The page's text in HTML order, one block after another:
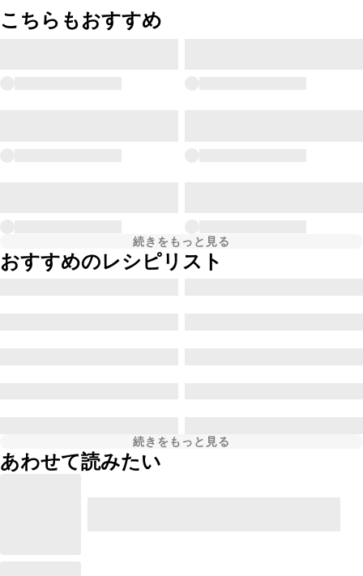
こちらもおすすめ
続きをもっと見る
おすすめのレシピリスト
続きをもっと見る
あわせて読みたい